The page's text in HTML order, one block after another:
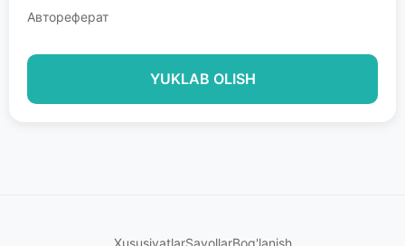
Автореферат
YUKLAB OLISH
XususiyatlarSavollarBog'lanish